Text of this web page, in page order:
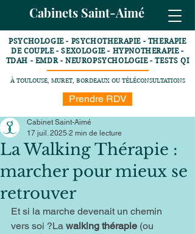
Cabinets Saint-Aimé
PSYCHOLOGIE - PSYCHOTHERAPIE - THERAPIE
DE COUPLE - SEXOLOGIE - HYPNOTHERAPIE -
TDAH - EMDR - NEUROPSYCHOLOGIE - TESTS QI
À TOULOUSE, MURET, BORDEAUX OU TÉLÉCONSULTATIONS
Prendre RDV
La Walking Thérapie :
marcher pour mieux se
retrouver
Cabinet Saint-Aimé
17 juil. 2025 2 min de lecture
Et si la marche devenait un chemin
vers soi ?La walking thérapie (ou